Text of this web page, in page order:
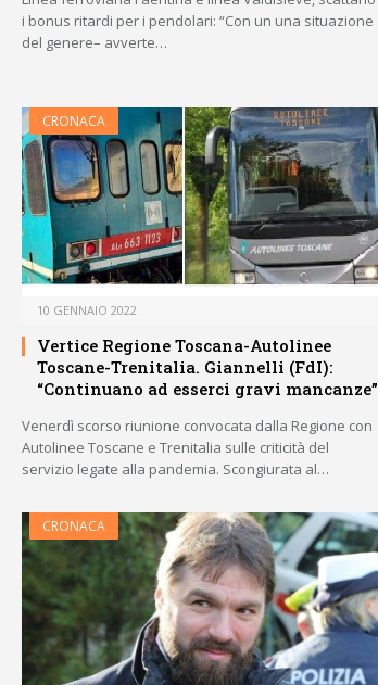
i bonus ritardi per i pendolari: “Con un una situazione
del genere– avverte…
CRONACA
10 GENNAIO 2022
Vertice Regione Toscana-Autolinee
Toscane-Trenitalia. Giannelli (FdI):
“Continuano ad esserci gravi mancanze”
Venerdì scorso riunione convocata dalla Regione con
Autolinee Toscane e Trenitalia sulle criticità del
servizio legate alla pandemia. Scongiurata al…
CRONACA